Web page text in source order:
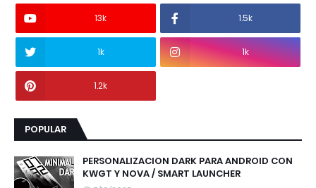
13k 1.5k
1k 1k
1.2k
POPULAR
PERSONALIZACION DARK PARA ANDROID CON
KWGT Y NOVA / SMART LAUNCHER